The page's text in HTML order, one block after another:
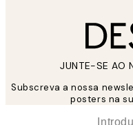
JUNTE-SE AO
Subscreva a nossa
posters na